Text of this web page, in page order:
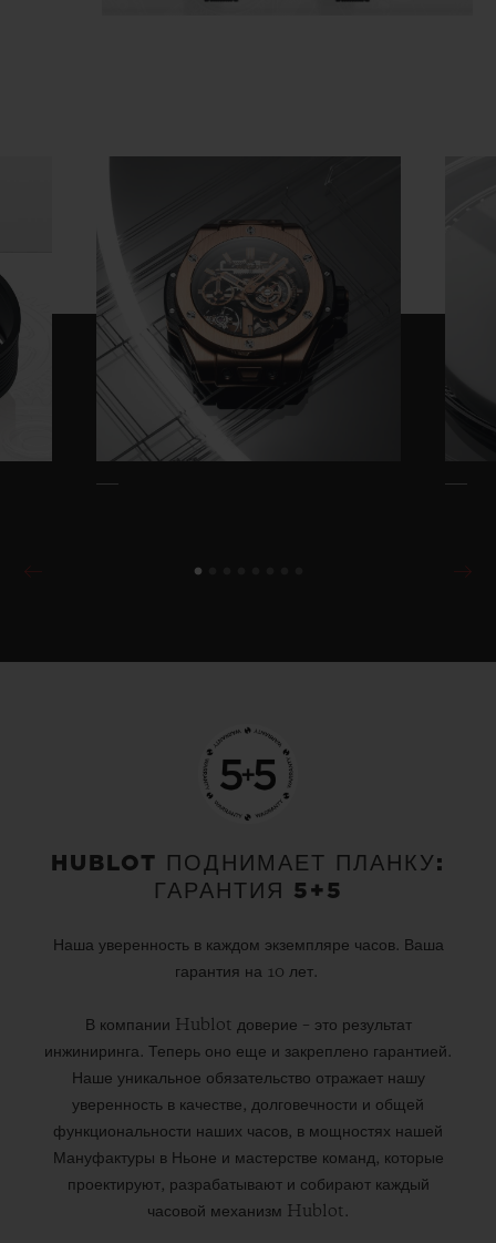
HUBLOT ПОДНИМАЕТ ПЛАНКУ:
ГАРАНТИЯ 5+5
Наша уверенность в каждом экземпляре часов. Ваша
гарантия на 10 лет.
В компании Hublot доверие – это результат
инжиниринга. Теперь оно еще и закреплено гарантией.
Наше уникальное обязательство отражает нашу
уверенность в качестве, долговечности и общей
функциональности наших часов, в мощностях нашей
Мануфактуры в Ньоне и мастерстве команд, которые
проектируют, разрабатывают и собирают каждый
часовой механизм Hublot.